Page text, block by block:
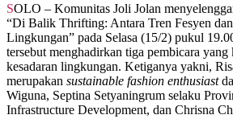
SOLO – Komunitas Joli Jolan menyelenggarakan webinar bertema
“Di Balik Thrifting: Antara Tren Fesyen
Lingkungan” pada Selasa (15/2) pukul
tersebut menghadirkan tiga pembicara yang
kesadaran lingkungan. Ketiganya yakni,
merupakan sustainable fashion enthusiast
Wiguna, Septina Setyaningrum selaku
Infrastructure Development, dan Chrisna